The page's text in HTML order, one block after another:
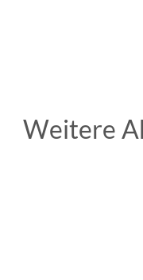
Weitere